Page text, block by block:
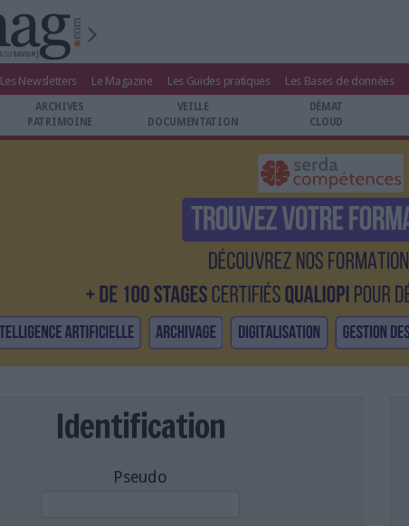
Les Newsletters Le Magazine Les Guides pratiques Les Bases de données
ARCHIVES
PATRIMOINE
VEILLE
DOCUMENTATION
DÉMAT
CLOUD
Identification
Pseudo